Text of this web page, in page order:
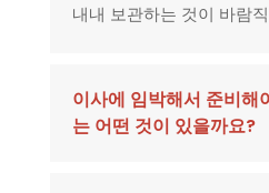
내내 보관하는 것이 바람
이사에 임박해서 준비해
는 어떤 것이 있을까요?